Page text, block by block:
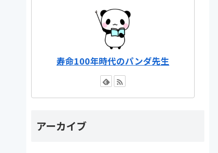
寿命100年時代のパンダ先生
アーカイブ